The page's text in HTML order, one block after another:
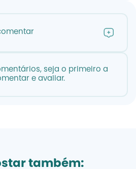
seja o primeiro a
e avaliar.
também: